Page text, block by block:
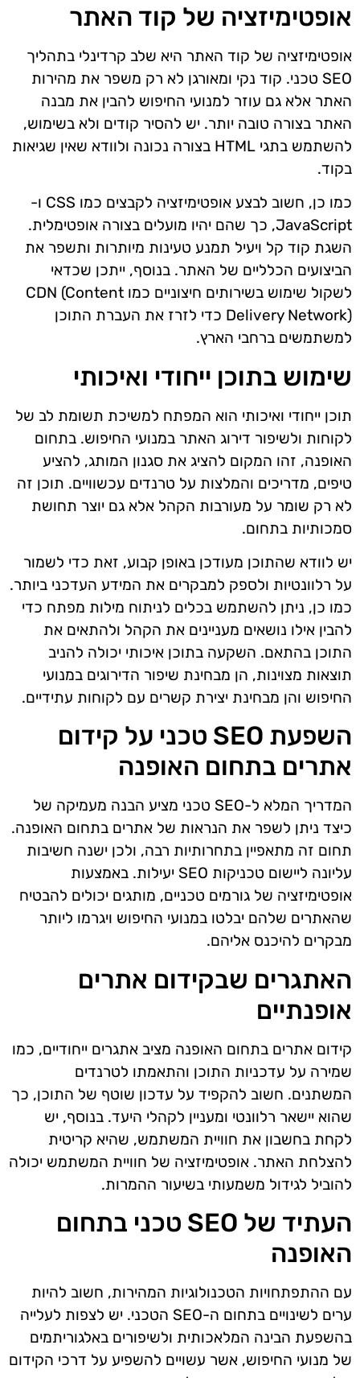
אופטימיזציה של קוד האתר
אופטימיזציה של קוד האתר היא שלב קרדינלי בתהליך
SEO טכני. קוד נקי ומאורגן לא רק משפר את מהירות
האתר אלא גם עוזר למנועי החיפוש להבין את מבנה
האתר בצורה טובה יותר. יש להסיר קודים ולא בשימוש,
להשתמש בתגי HTML בצורה נכונה ולוודא שאין שגיאות
בקוד.
כמו כן, חשוב לבצע אופטימיזציה לקבצים כמו CSS ו-
JavaScript, כך שהם יהיו מועלים בצורה אופטימלית.
השגת קוד קל ויעיל תמנע טעינות מיותרות ותשפר את
הביצועים הכלליים של האתר. בנוסף, ייתכן שכדאי
לשקול שימוש בשירותים חיצוניים כמו CDN (Content
Delivery Network) כדי לזרז את העברת התוכן
למשתמשים ברחבי הארץ.
שימוש בתוכן ייחודי ואיכותי
תוכן ייחודי ואיכותי הוא המפתח למשיכת תשומת לב של
לקוחות ולשיפור דירוג האתר במנועי החיפוש. בתחום
האופנה, זהו המקום להציג את סגנון המותג, להציע
טיפים, מדריכים והמלצות על טרנדים עכשוויים. תוכן זה
לא רק שומר על מעורבות הקהל אלא גם יוצר תחושת
סמכותיות בתחום.
יש לוודא שהתוכן מעודכן באופן קבוע, זאת כדי לשמור
על רלוונטיות ולספק למבקרים את המידע העדכני ביותר.
כמו כן, ניתן להשתמש בכלים לניתוח מילות מפתח כדי
להבין אילו נושאים מעניינים את הקהל ולהתאים את
התוכן בהתאם. השקעה בתוכן איכותי יכולה להניב
תוצאות מצוינות, הן מבחינת שיפור הדירוגים במנועי
החיפוש והן מבחינת יצירת קשרים עם לקוחות עתידיים.
השפעת SEO טכני על קידום
אתרים בתחום האופנה
המדריך המלא ל-SEO טכני מציע הבנה מעמיקה של
כיצד ניתן לשפר את הנראות של אתרים בתחום האופנה.
תחום זה מתאפיין בתחרותיות רבה, ולכן ישנה חשיבות
עליונה ליישום טכניקות SEO יעילות. באמצעות
אופטימיזציה של גורמים טכניים, מותגים יכולים להבטיח
שהאתרים שלהם יבלטו במנועי החיפוש ויגרמו ליותר
מבקרים להיכנס אליהם.
האתגרים שבקידום אתרים
אופנתיים
קידום אתרים בתחום האופנה מציב אתגרים ייחודיים, כמו
שמירה על עדכניות התוכן והתאמתו לטרנדים
המשתנים. חשוב להקפיד על עדכון שוטף של התוכן, כך
שהוא יישאר רלוונטי ומעניין לקהלי היעד. בנוסף, יש
לקחת בחשבון את חוויית המשתמש, שהיא קריטית
להצלחת האתר. אופטימיזציה של חוויית המשתמש יכולה
להוביל לגידול משמעותי בשיעור ההמרות.
העתיד של SEO טכני בתחום
האופנה
עם ההתפתחויות הטכנולוגיות המהירות, חשוב להיות
ערים לשינויים בתחום ה-SEO הטכני. יש לצפות לעלייה
בהשפעת הבינה המלאכותית ולשיפורים באלגוריתמים
של מנועי החיפוש, אשר עשויים להשפיע על דרכי הקידום